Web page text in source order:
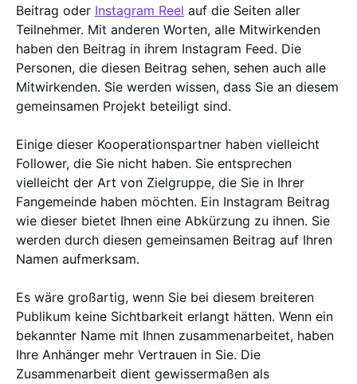
Beitrag oder Instagram Reel auf die Seiten aller
Teilnehmer. Mit anderen Worten, alle Mitwirkenden
haben den Beitrag in ihrem Instagram Feed. Die
Personen, die diesen Beitrag sehen, sehen auch alle
Mitwirkenden. Sie werden wissen, dass Sie an diesem
gemeinsamen Projekt beteiligt sind.
Einige dieser Kooperationspartner haben vielleicht
Follower, die Sie nicht haben. Sie entsprechen
vielleicht der Art von Zielgruppe, die Sie in Ihrer
Fangemeinde haben möchten. Ein Instagram Beitrag
wie dieser bietet Ihnen eine Abkürzung zu ihnen. Sie
werden durch diesen gemeinsamen Beitrag auf Ihren
Namen aufmerksam.
Es wäre großartig, wenn Sie bei diesem breiteren
Publikum keine Sichtbarkeit erlangt hätten. Wenn ein
bekannter Name mit Ihnen zusammenarbeitet, haben
Ihre Anhänger mehr Vertrauen in Sie. Die
Zusammenarbeit dient gewissermaßen als